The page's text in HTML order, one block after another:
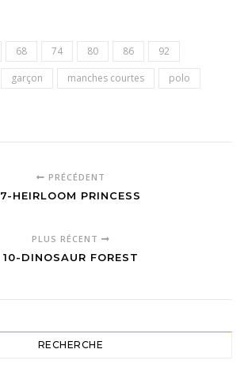
68 74 80 86
92
garçon manches courtes
polo
PRÉCÉDENT
7-HEIRLOOM PRINCESS
PLUS RÉCENT
10-DINOSAUR FOREST
RECHERCHE